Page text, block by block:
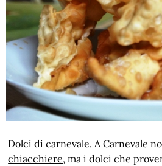
Dolci di carnevale. A Carnevale
chiacchiere, ma i dolci che